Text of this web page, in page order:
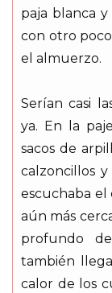
paja blanca
con otro
el almuerzo.
Serían casi
ya. En la
sacos de
calzoncillos
escuchaba el
aún más
profundo
también
calor de los